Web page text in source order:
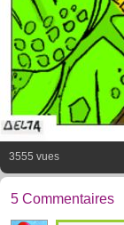
3555 vues
5 Commentaires